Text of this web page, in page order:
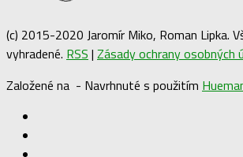
(c) 2015-2020 Jaromír Miko, Roman Lipka.
vyhradené. RSS | Zásady ochrany osobných
Založené na - Navrhnuté s použitím